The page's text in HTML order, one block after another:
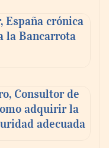
solar del 12 de
España crónica
la Bancarrota
Consultor de
adquirir la
adecuada